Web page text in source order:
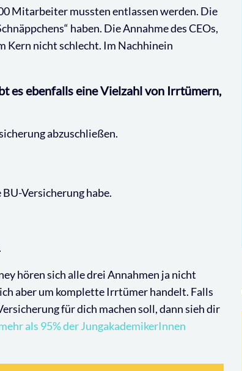
Mitarbeiter mussten entlassen werden. Die
haben. Die Annahme des CEOs,
Kern nicht schlecht. Im Nachhinein
es ebenfalls eine Vielzahl von Irrtümern,
abzuschließen.
Versicherung habe.
hören sich alle drei Annahmen ja nicht
aber um komplette Irrtümer handelt. Falls
für dich machen soll, dann sieh dir
als 95% der JungakademikerInnen